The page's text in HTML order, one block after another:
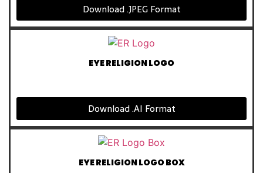
Download .JPEG Format
EYE RELIGION LOGO
Download .AI Format
EYE RELIGION LOGO BOX